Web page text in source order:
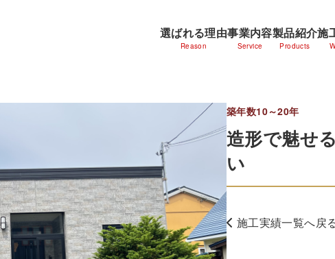
選ばれる理由
Reason
事業内容
Service
製品紹介
Products
施
築年数10～20年
造形で魅せ
い
施工実績一覧へ戻